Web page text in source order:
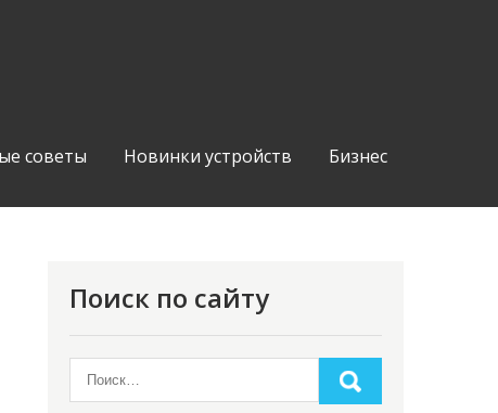
советы Новинки устройств Бизнес
Поиск по сайту